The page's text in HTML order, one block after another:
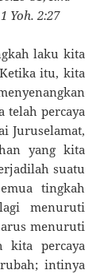
Yoh. 2:27
laku kita
itu, kita
telah percaya
Juruselamat,
yang kita
suatu
tingkah
menuruti
menuruti
kita percaya
intinya